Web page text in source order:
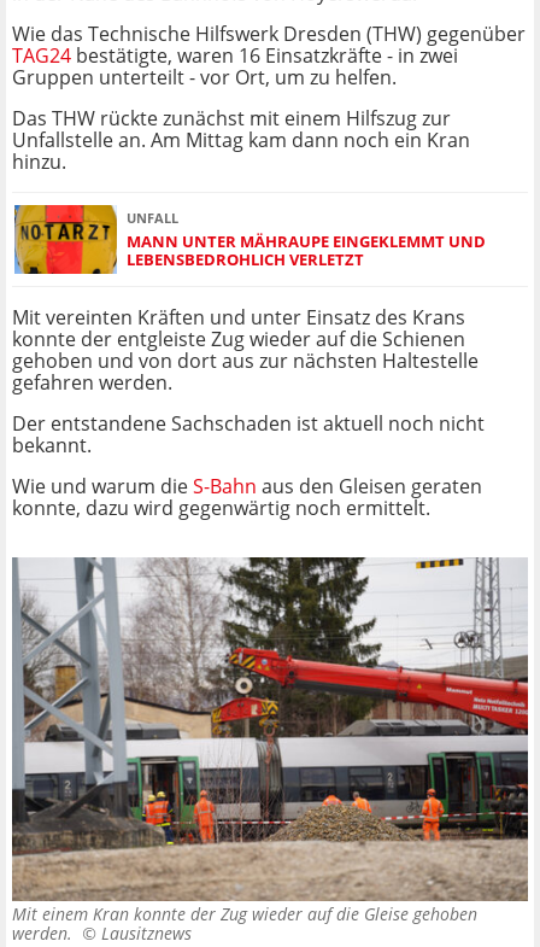
Wie das Technische Hilfswerk Dresden (THW) gegenüber
TAG24 bestätigte, waren 16 Einsatzkräfte - in zwei
Gruppen unterteilt - vor Ort, um zu helfen.
Das THW rückte zunächst mit einem Hilfszug zur
Unfallstelle an. Am Mittag kam dann noch ein Kran
hinzu.
UNFALL
MANN UNTER MÄHRAUPE EINGEKLEMMT UND
LEBENSBEDROHLICH VERLETZT
Mit vereinten Kräften und unter Einsatz des Krans
konnte der entgleiste Zug wieder auf die Schienen
gehoben und von dort aus zur nächsten Haltestelle
gefahren werden.
Der entstandene Sachschaden ist aktuell noch nicht
bekannt.
Wie und warum dieS-Bahn aus den Gleisen geraten
konnte, dazu wird gegenwärtig noch ermittelt.
Mit einem Kran konnte der Zug wieder auf die Gleise gehoben
werden. © Lausitznews